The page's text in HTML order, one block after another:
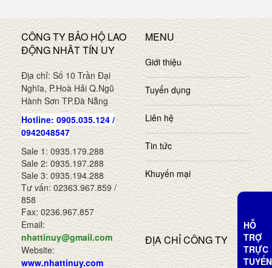
CÔNG TY BẢO HỘ LAO
ĐỘNG NHÂT TÍN UY
Địa chỉ: Số 10 Trần Đại
Nghĩa, P.Hoà Hải Q.Ngũ
Hành Sơn TP.Đà Nẵng
Hotline: 0905.035.124 /
0942048547
Sale 1: 0935.179.288
Sale 2: 0935.197.288
Sale 3: 0935.194.288
Tư vấn: 02363.967.859 /
858
Fax: 0236.967.857
Email:
nhattinuy@gmail.com
Website:
www.nhattinuy.com
MENU
Giới thiệu
Tuyển dụng
Liên hệ
Tin tức
Khuyến mại
ĐỊA CHỈ CÔNG TY
HỖ
TRỢ
TRỰC
TUYẾN